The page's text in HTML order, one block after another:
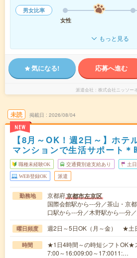
男女比率
女性
もっと見る
気になる! 応募へ進む
派遣会社 株式会社ニッソー
未読
NEW
掲載日 2026/08/04
【8月～OK！週2日～】ホテ
マンションで生活サポート＊
職種未経験OK 交通費別途支給あり 土
WEB登録OK 派遣
勤務地 京都府京都市左京区
国際会館駅から---分／茶山・京
口駅から---分／木野駅から---分
曜日頻度 週2日～5日OK（月～金） ★土
時間
★1日4時間～の時短シフトOK★
7:00～16:009:00～17:0011:…